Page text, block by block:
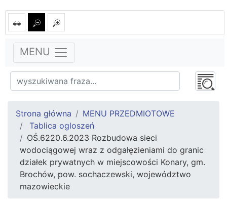
MENU
Strona główna
MENU PRZEDMIOTOWE
Tablica ogloszeń
OŚ.6220.6.2023 Rozbudowa sieci
wodociągowej wraz z odgałęzieniami do granic
działek prywatnych w miejscowości Konary, gm.
Brochów, pow. sochaczewski, województwo
mazowieckie